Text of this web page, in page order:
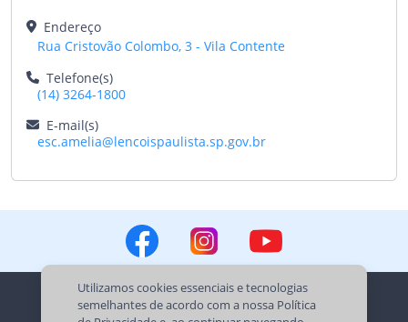
Endereço
Rua Cristovão Colombo, 3 - Vila Contente
Telefone(s)
(14) 3264-1800
E-mail(s)
esc.amelia@lencoispaulista.sp.gov.br
Utilizamos cookies essenciais e tecnologias
semelhantes de acordo com a nossa Política